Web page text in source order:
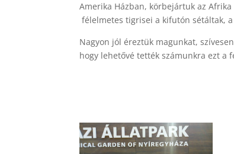
Amerika Házban, körbejártuk az
félelmetes tigrisei a kifutón sétáltak,
Nagyon jól éreztük magunkat,
hogy lehetővé tették számunkra ezt a